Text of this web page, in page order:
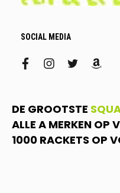
SOCIAL MEDIA
facebookinstagram
twitter
DE GROOTSTE
ALLE A MERKEN OP
1000 RACKETS OP